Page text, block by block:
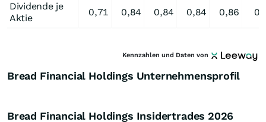
Dividende je
Aktie
0,71 0,84 0,84 0,84 0,86
Kennzahlen und Daten von
Bread Financial Holdings Unternehmensprofil
Bread Financial Holdings Insidertrades 2026